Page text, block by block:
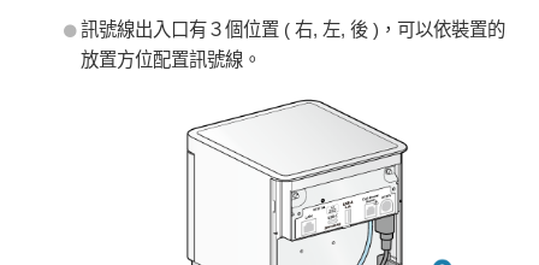
訊號線出入口有３個位置 ( 右, 左, 後 )，可以依裝置的
放置方位配置訊號線。